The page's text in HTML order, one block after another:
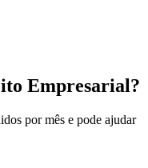
Empresarial?
por mês e pode ajudar